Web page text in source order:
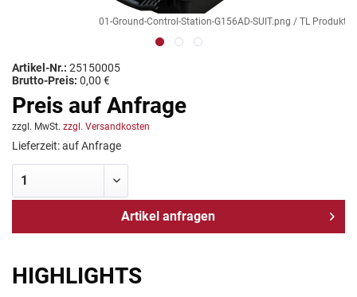
01-Ground-Control-Station-G156AD-SUIT.png / TL
Artikel-Nr.: 25150005
Brutto-Preis: 0,00 €
Preis auf Anfrage
zzgl. MwSt. zzgl. Versandkosten
Lieferzeit: auf Anfrage
Artikel anfragen
HIGHLIGHTS